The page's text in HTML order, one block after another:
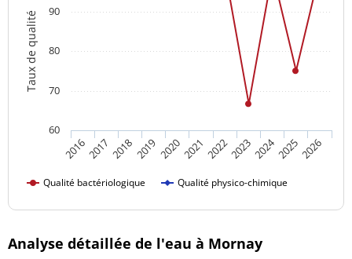
Taux de qualité
Qualité bactériologique Qualité physico-chimique
20162017 201820192020202120222023202420252026
60
70
80
90
Analyse détaillée de l'eau à Mornay